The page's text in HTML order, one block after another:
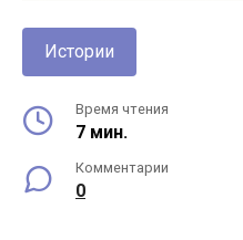
Истории
Время чтения
7 мин.
Комментарии
0